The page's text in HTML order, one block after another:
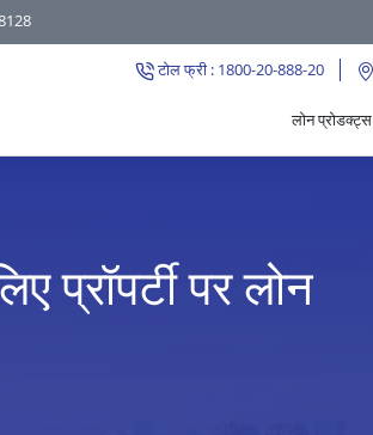
टोल फ्री : 1800-20-888-20
लोन प्रोडक्ट्स
प्रॉपर्टी पर लोन